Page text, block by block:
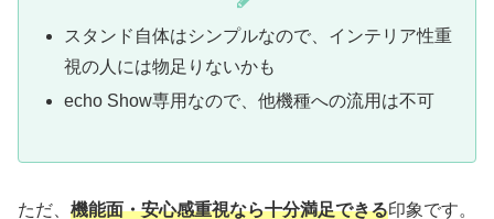
スタンド自体はシンプルなので、インテリア性重
視の人には物足りないかも
echo Show専用なので、他機種への流用は不可
ただ、 機能面・安心感重視なら十分満足できる印象です。